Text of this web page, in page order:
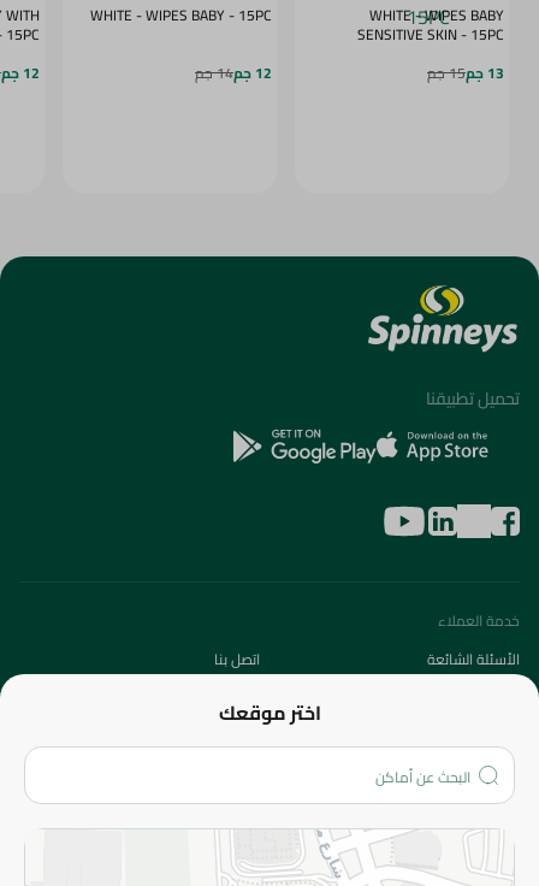
WHITE - WIPES BABY
SENSITIVE SKIN - 15PC
13 جم
15 جم
WHITE - WIPES BABY - 15PC
12 جم 14 جم
WITH
15PC
12 جم
اختر موقعك
تحميل تطبيقنا
خدمة العملاء
الأسئلة الشائعة
اتصل بنا
من نحن؟
الفروع
المزيد
الاسترجاع
سياسة الاستخدام
سياسة الخصوصية